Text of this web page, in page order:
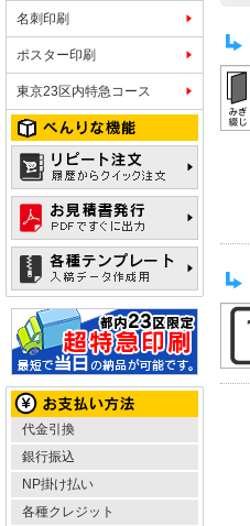
名刺印刷
ポスター印刷
東京23区内特急コース
代金引換
銀行振込
NP掛け払い
各種クレジット